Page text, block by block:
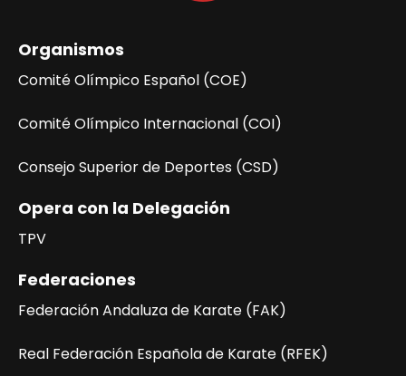
Organismos
Comité Olímpico Español (COE)
Comité Olímpico Internacional (COI)
Consejo Superior de Deportes (CSD)
Opera con la Delegación
TPV
Federaciones
Federación Andaluza de Karate (FAK)
Real Federación Española de Karate (RFEK)